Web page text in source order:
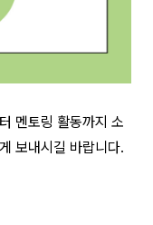
멘토링 활동까지 소
보내시길 바랍니다.